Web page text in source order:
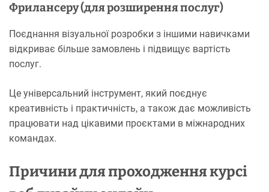
Фрилансеру (для розширення послуг)
Поєднання візуальної розробки з іншими навичками
відкриває більше замовлень і підвищує вартість
послуг.
Це універсальний інструмент, який поєднує
креативність і практичність, а також дає можливість
працювати над цікавими проєктами в міжнародних
командах.
Причини для проходження курсі